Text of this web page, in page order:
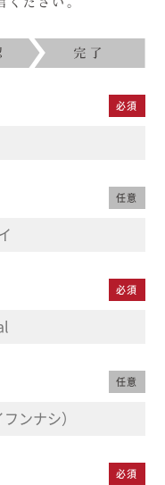
必須
任意
必須
任意
必須